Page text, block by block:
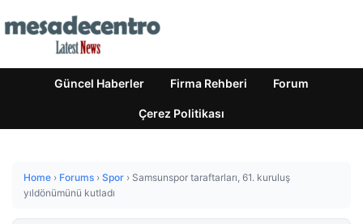
Güncel Haberler Firma Rehberi Forum
Çerez Politikası
Home › Forums › Spor › Samsunspor taraftarları, 61. kuruluş
yıldönümünü kutladı